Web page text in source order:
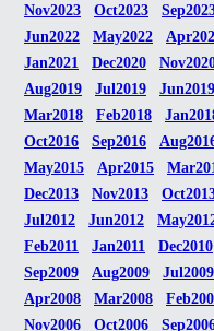
Nov2023
Oct2023
Jun2022
May2022
Jan2021
Dec2020
Aug2019
Jul2019 Jun2019
Mar2018
Feb2018
Oct2016
Sep2016
May2015
Apr2015
Dec2013
Nov2013
Jul2012
Jun2012
Feb2011
Jan2011 Dec2010
Sep2009
Aug2009 Jul2009
Apr2008
Mar2008
Nov2006
Oct2006